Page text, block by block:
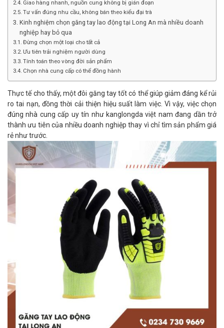
Giao hàng nhanh, nguồn cung không bị gián đoạn
Tư vấn đúng nhu cầu, không bán theo kiểu đại trà
Kinh nghiệm chọn găng tay lao động tại Long An mà nhiều doanh
nghiệp hay bỏ qua
Đừng chọn một loại cho tất cả
Ưu tiên trải nghiệm người dùng
Tính toán theo vòng đời sản phẩm
Chọn nhà cung cấp có thể đồng hành
Thực tế cho thấy, một đôi găng tay tốt có thể giúp giảm đáng kể rủi
ro tai nạn, đồng thời cải thiện hiệu suất làm việc. Vì vậy, việc chọn
đúng nhà cung cấp uy tín như kanglongda việt nam đang dần trở
thành ưu tiên của nhiều doanh nghiệp thay vì chỉ tìm sản phẩm giá
rẻ như trước.